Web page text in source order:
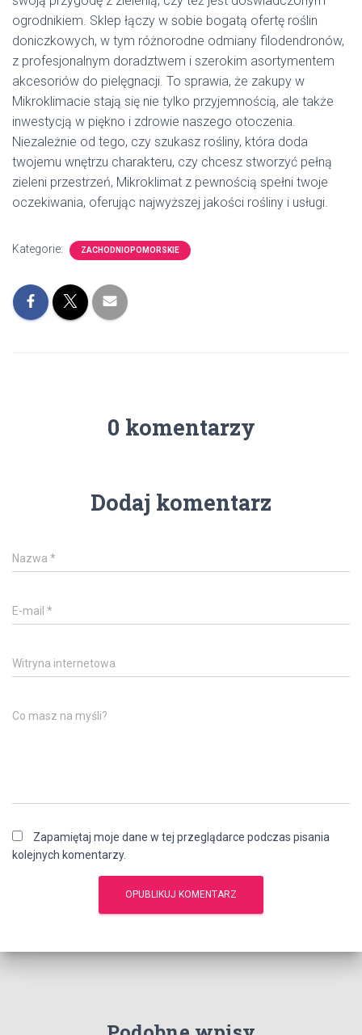
ogrodnikiem. Sklep łączy w sobie bogatą ofertę roślin
doniczkowych, w tym różnorodne odmiany filodendronów,
z profesjonalnym doradztwem i szerokim asortymentem
akcesoriów do pielęgnacji. To sprawia, że zakupy w
Mikroklimacie stają się nie tylko przyjemnością, ale także
inwestycją w piękno i zdrowie naszego otoczenia.
Niezależnie od tego, czy szukasz rośliny, która doda
twojemu wnętrzu charakteru, czy chcesz stworzyć pełną
zieleni przestrzeń, Mikroklimat z pewnością spełni twoje
oczekiwania, oferując najwyższej jakości rośliny i usługi.
Kategorie: ZACHODNIOPOMORSKIE
0 komentarzy
Dodaj komentarz
Nazwa *
E-mail *
Witryna internetowa
Co masz na myśli?
Zapamiętaj moje dane w tej przeglądarce podczas pisania
kolejnych komentarzy.